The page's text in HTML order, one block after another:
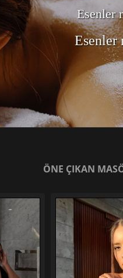
Esenler
Esenler
ÖNE ÇIKAN